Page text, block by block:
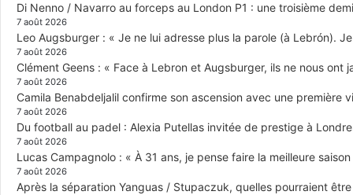
Di Nenno / Navarro au forceps au London P1 : une troisième
7 août 2026
Leo Augsburger : « Je ne lui adresse plus la parole (à Lebrón).
7 août 2026
Clément Geens : « Face à Lebron et Augsburger, ils ne nous ont
7 août 2026
Camila Benabdeljalil confirme son ascension avec une première
7 août 2026
Du football au padel : Alexia Putellas invitée de prestige à
7 août 2026
Lucas Campagnolo : « À 31 ans, je pense faire la meilleure
7 août 2026
Après la séparation Yanguas / Stupaczuk, quelles pourraient